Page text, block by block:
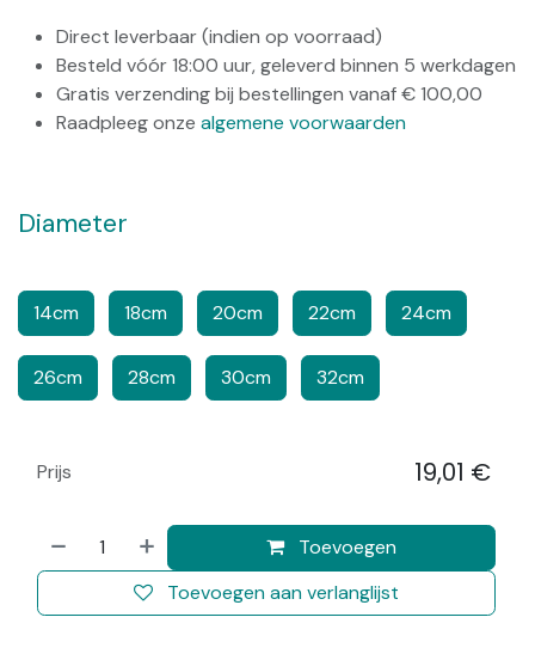
Direct leverbaar (indien op voorraad)
Besteld vóór 18:00 uur, geleverd binnen 5 werkdagen
Gratis verzending bij bestellingen vanaf € 100,00
Raadpleeg onze algemene voorwaarden
Diameter
14cm 18cm 20cm 22cm 24cm
26cm 28cm 30cm 32cm
Toevoegen
Toevoegen aan verlanglijst
Prijs 19,01 €